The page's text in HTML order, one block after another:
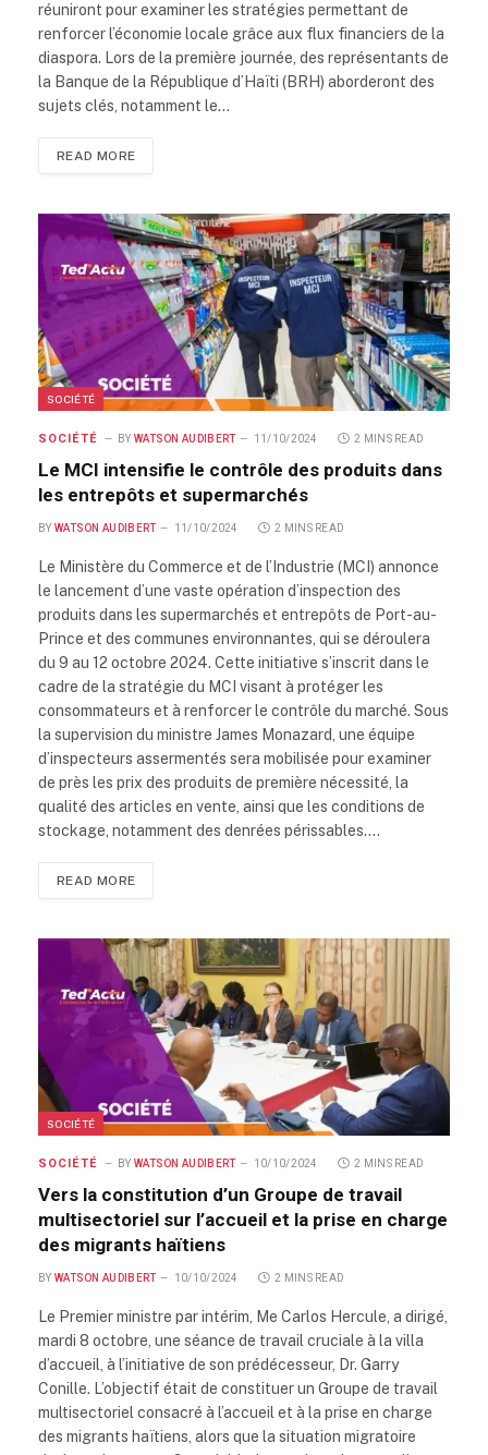
réuniront pour examiner les stratégies permettant de
renforcer l’économie locale grâce aux flux financiers de la
diaspora. Lors de la première journée, des représentants de
la Banque de la République d’Haïti (BRH) aborderont des
sujets clés, notamment le…
READ MORE
SOCIÉTÉ
SOCIÉTÉ BY WATSON AUDIBERT 11/10/2024 2 MINS READ
Le MCI intensifie le contrôle des produits dans
les entrepôts et supermarchés
BY WATSON AUDIBERT 11/10/2024 2 MINS READ
Le Ministère du Commerce et de l’Industrie (MCI) annonce
le lancement d’une vaste opération d’inspection des
produits dans les supermarchés et entrepôts de Port-au-
Prince et des communes environnantes, qui se déroulera
du 9 au 12 octobre 2024. Cette initiative s’inscrit dans le
cadre de la stratégie du MCI visant à protéger les
consommateurs et à renforcer le contrôle du marché. Sous
la supervision du ministre James Monazard, une équipe
d’inspecteurs assermentés sera mobilisée pour examiner
de près les prix des produits de première nécessité, la
qualité des articles en vente, ainsi que les conditions de
stockage, notamment des denrées périssables.…
READ MORE
SOCIÉTÉ
SOCIÉTÉ BY WATSON AUDIBERT 10/10/2024 2 MINS READ
Vers la constitution d’un Groupe de travail
multisectoriel sur l’accueil et la prise en charge
des migrants haïtiens
BY WATSON AUDIBERT 10/10/2024 2 MINS READ
Le Premier ministre par intérim, Me Carlos Hercule, a dirigé,
mardi 8 octobre, une séance de travail cruciale à la villa
d’accueil, à l’initiative de son prédécesseur, Dr. Garry
Conille. L’objectif était de constituer un Groupe de travail
multisectoriel consacré à l’accueil et à la prise en charge
des migrants haïtiens, alors que la situation migratoire